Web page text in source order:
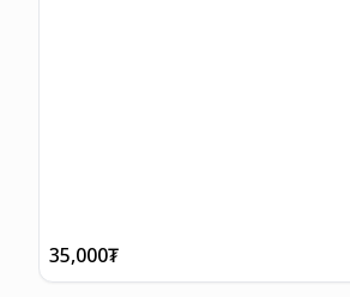
35,000₮